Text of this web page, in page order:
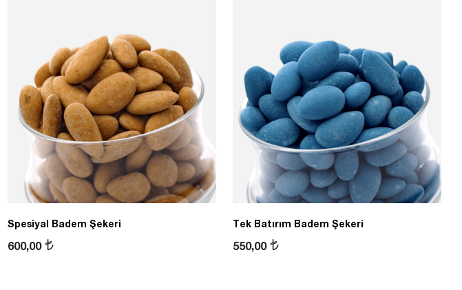
Spesiyal Badem Şekeri
600,00
Tek Batırım Badem Şekeri
550,00